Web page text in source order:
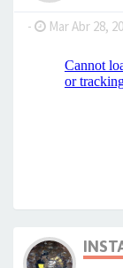
- Mar Abr 28,